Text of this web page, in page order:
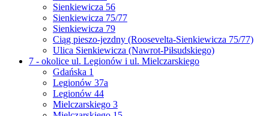
Sienkiewicza 56
Sienkiewicza 75/77
Sienkiewicza 79
Ciąg pieszo-jezdny (Roosevelta-Sienkiewicza 75/77)
Ulica Sienkiewicza (Nawrot-Piłsudskiego)
7 - okolice ul. Legionów i ul. Mielczarskiego
Gdańska 1
Legionów 37a
Legionów 44
Mielczarskiego 3